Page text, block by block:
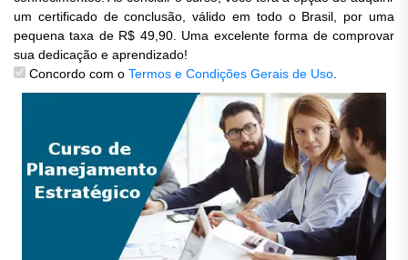
um certificado de conclusão, válido em todo o Brasil, por uma
pequena taxa de R$ 49,90. Uma excelente forma de comprovar
sua dedicação e aprendizado!
Concordo com o Termos e Condições Gerais de Uso